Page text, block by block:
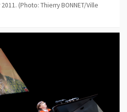
(Photo: Thierry BONNET/Ville